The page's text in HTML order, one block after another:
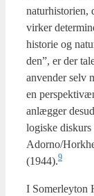
natur­hi­sto­ri­en,
vir­ker
histo­rie og
den”, er der
anven­der selv
en
anlæg­ger
lo­gi­ske dis­kurs
Adorno/
(1944).9
I Somer­leyton